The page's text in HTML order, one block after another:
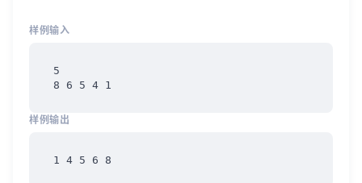
样例输入
5
8 6 5 4 1
样例输出
1 4 5 6 8